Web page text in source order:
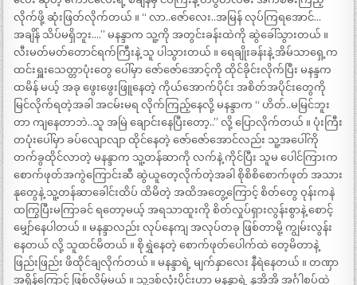
လိုက်ဖို့ ဆုံးဖြတ်လိုက်တယ် ။ “ လာ..ဇော်လေး..အမြန် လုပ်ကြရအောင်…
အချိန် သိပ်မရှိဘူး….” မနန္ဒာက သူ့ကို အတွင်းခန်းထဲကို ဆွဲခေါ်သွားတယ် ။
လီးမတ်မတ်တောင်ရက်ကြီးနဲ့ သူ ပါသွားတယ် ။ ရေချိုးခန်းနဲ့ အိမ်သာရှေ့က
ထင်းရှူးသေတ္တာပုံးတွေ ပေါ်မှာ ဇော်ဇော်အောင့်ကို ထိုင်ခိုင်းလိုက်ပြီး မနန္ဒက
ထမိန် မယ့် အခု ဖွေးဖွေးဖြူနေတဲ့ ကိုယ်အောက်ပိုင်း အစိတ်အပိုင်းတွေကို
မြင်လိုက်ရတဲ့အခါ အငမ်းမရ လိုက်ကြည့်နေလို့ မနန္ဒာက “ ဟိတ်..မမြင်ဘူး
တာ ကျနေတာဘဲ..သူ အမြဲ ချောင်းနေပြီးတော့..” လို့ ပြောလိုက်တယ် ။ ပုံးကြီး
တပုံးပေါ်မှာ ခပ်လျောလျာ ထိုင်နေတဲ့ ဇော်ဇော်အောင်လည်း သူ့အပေါ်ကို
တက်ခွထိုင်လာတဲ့ မနန္ဒာက သူ့တန်ဆာကို လက်နဲ့ ကိုင်ပြီး သူမ ပေါင်ကြားက
စောက်ဖုတ်အကွဲကြောင်းဆီ ဆွဲယူတေ့လိုက်တဲ့အခါ စိုစိစိစောက်ဖုတ် အသား
နုတွေနဲ့ သူ့တန်ဆာခေါင်းထိပ် ထိမိတဲ့ အထိအတွေ့ကြောင့် စိတ်တွေ ဝုန်းကနဲ
ထကြွပြီးမကြာခင် ရတော့မယ့် အရသာထူးကို စိတ်လှုပ်ရှားလွန်းစွာနဲ့ စောင့်
မျှော်နေပါတယ် ။ မနန္ဒာလည်း လုပ်နေကျ အလုပ်တခု ဖြစ်တာမို့ ကျွမ်းလွန်း
နေတယ် လို့ သူထင်မိတယ် ။ စိုရွှဲနေတဲ့ စောက်ဖုတ်ပေါက်ထဲ တေ့မိတာနဲ့
ဖြည်းဖြည်း ဖိထိုင်ချလိုက်တယ် ။ မနန္ဒာရဲ့ မျက်နှာလေး နီရဲနေတယ် ။ တဏှာ
အရှိန်ကြောင့် ဖြစ်လိမ့်မယ် ။ သူ့ဒစ်လုံးပိုင်းဟာ မနန္ဒာရဲ့ နုအိအိ အင်္ဂါစပ်ထဲ